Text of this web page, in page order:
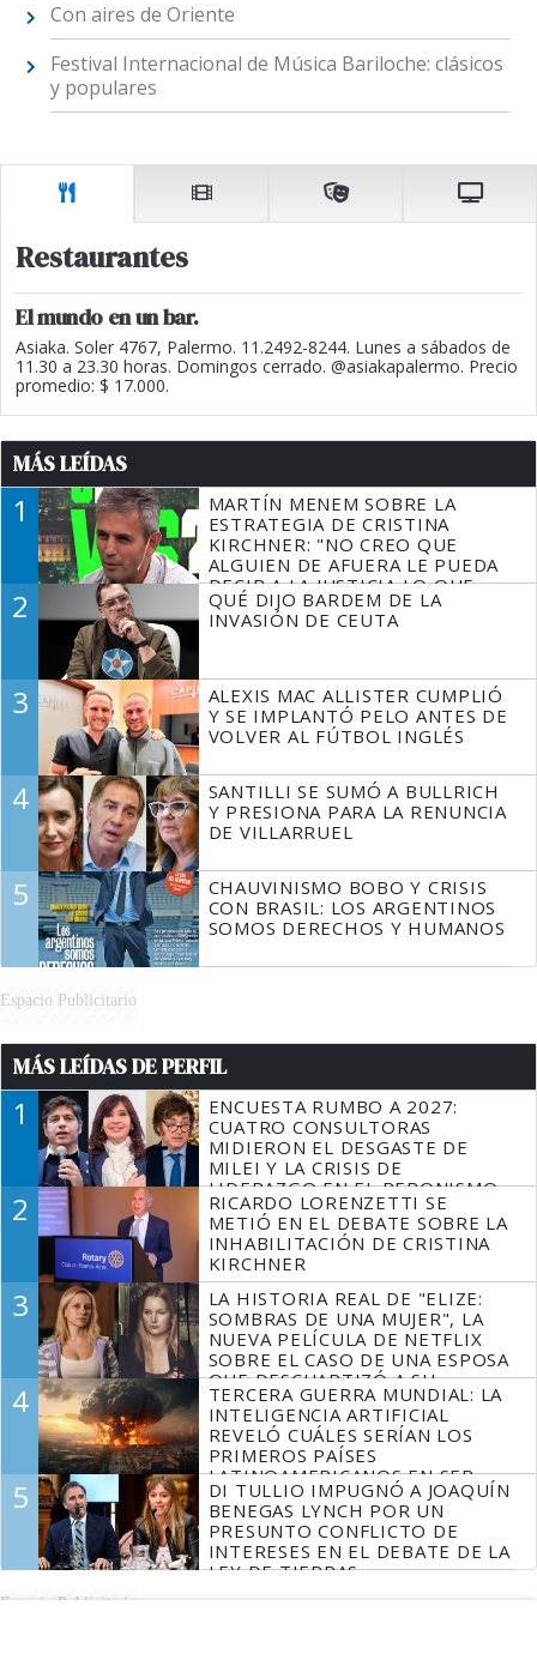
Con aires de Oriente
Festival Internacional de Música Bariloche: clásicos
y populares
Restaurantes
El mundo en un bar.
Asiaka. Soler 4767, Palermo. 11.2492-8244. Lunes a sábados de
11.30 a 23.30 horas. Domingos cerrado. @asiakapalermo. Precio
promedio: $ 17.000.
MÁS LEÍDAS
1
MARTÍN MENEM SOBRE LA
ESTRATEGIA DE CRISTINA
KIRCHNER: "NO CREO QUE
ALGUIEN DE AFUERA LE PUEDA
DECIR A LA JUSTICIA LO QUE
TIENE QUE HACER"
2
QUÉ DIJO BARDEM DE LA
INVASIÓN DE CEUTA
3
ALEXIS MAC ALLISTER CUMPLIÓ
Y SE IMPLANTÓ PELO ANTES DE
VOLVER AL FÚTBOL INGLÉS
4
SANTILLI SE SUMÓ A BULLRICH
Y PRESIONA PARA LA RENUNCIA
DE VILLARRUEL
5
CHAUVINISMO BOBO Y CRISIS
CON BRASIL: LOS ARGENTINOS
SOMOS DERECHOS Y HUMANOS
Espacio Publicitario
MÁS LEÍDAS DE PERFIL
1
ENCUESTA RUMBO A 2027:
CUATRO CONSULTORAS
MIDIERON EL DESGASTE DE
MILEI Y LA CRISIS DE
LIDERAZGO EN EL PERONISMO
2
RICARDO LORENZETTI SE
METIÓ EN EL DEBATE SOBRE LA
INHABILITACIÓN DE CRISTINA
KIRCHNER
3
LA HISTORIA REAL DE "ELIZE:
SOMBRAS DE UNA MUJER", LA
NUEVA PELÍCULA DE NETFLIX
SOBRE EL CASO DE UNA ESPOSA
QUE DESCUARTIZÓ A SU
MARIDO
4
TERCERA GUERRA MUNDIAL: LA
INTELIGENCIA ARTIFICIAL
REVELÓ CUÁLES SERÍAN LOS
PRIMEROS PAÍSES
LATINOAMERICANOS EN SER
DERROTADOS
5
DI TULLIO IMPUGNÓ A JOAQUÍN
BENEGAS LYNCH POR UN
PRESUNTO CONFLICTO DE
INTERESES EN EL DEBATE DE LA
LEY DE TIERRAS
Espacio Publicitario